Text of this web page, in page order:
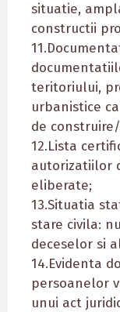
situatie,
constructii
teritoriului,
urbanistice
de
12.Lista
autorizatiilor
eliberate;
13.Situatia
stare civila:
deceselor si
14.Evidenta
persoanelor
unui act